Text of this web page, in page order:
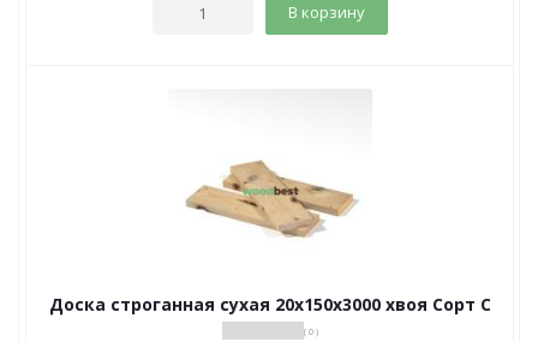
В корзину
Доска строганная сухая 20х150х3000 хвоя Сорт С
( 0 )